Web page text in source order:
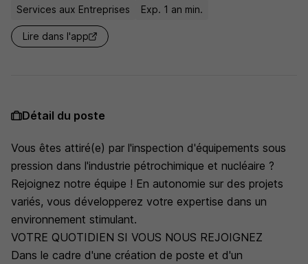
Services aux Entreprises
Exp. 1 an min.
Lire dans l'app
Détail du poste
Vous êtes attiré(e) par l'inspection d'équipements sous
pression dans l'industrie pétrochimique et nucléaire ?
Rejoignez notre équipe ! En autonomie sur des projets
variés, vous développerez votre expertise dans un
environnement stimulant.
VOTRE QUOTIDIEN SI VOUS NOUS REJOIGNEZ
Dans le cadre d'une création de poste et d'un